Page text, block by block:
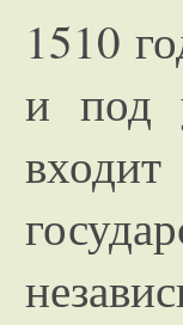
1510
и под